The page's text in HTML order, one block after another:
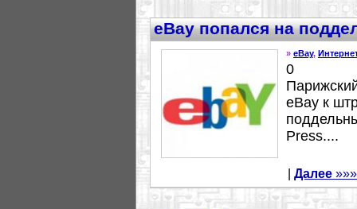
eBay попался на
» eBay, Интернет
0
eBay к
Press....
Далее »»»